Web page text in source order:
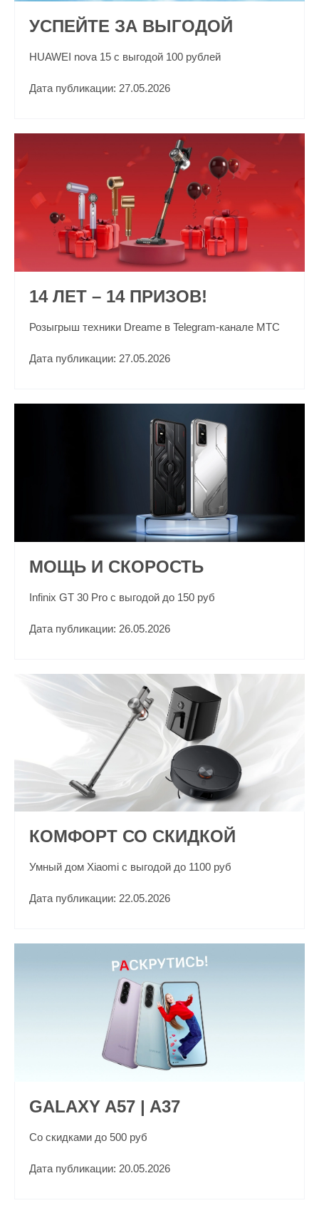
УСПЕЙТЕ ЗА ВЫГОДОЙ
HUAWEI nova 15 с выгодой 100 рублей
Дата публикации: 27.05.2026
14 ЛЕТ – 14 ПРИЗОВ!
Розыгрыш техники Dreame в Telegram-канале МТС
Дата публикации: 27.05.2026
МОЩЬ И СКОРОСТЬ
Infinix GT 30 Pro с выгодой до 150 руб
Дата публикации: 26.05.2026
КОМФОРТ СО СКИДКОЙ
Умный дом Xiaomi с выгодой до 1100 руб
Дата публикации: 22.05.2026
GALAXY A57 | A37
Со скидками до 500 руб
Дата публикации: 20.05.2026